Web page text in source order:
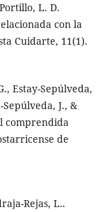
L. D.
con la
Cuidarte, 11(1).
Estay-Sepúlveda,
J., &
comprendida
de
Rejas, L..